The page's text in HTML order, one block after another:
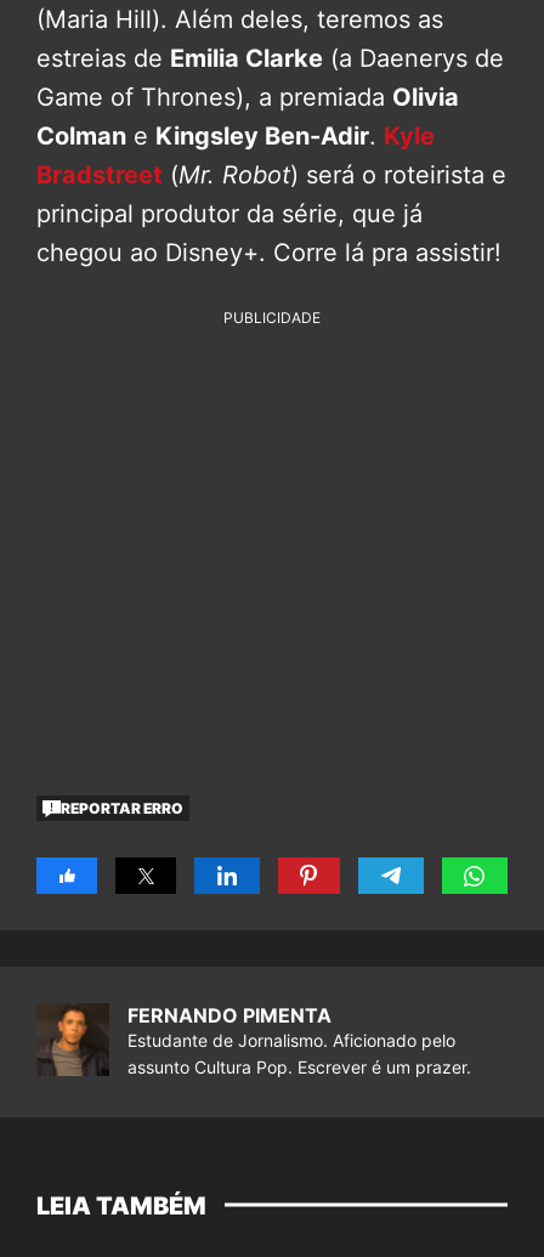
(Maria Hill). Além deles, teremos as
estreias de Emilia Clarke (a Daenerys de
Game of Thrones), a premiada Olivia
Colman e Kingsley Ben-Adir. Kyle
Bradstreet (Mr. Robot) será o roteirista e
principal produtor da série, que já
chegou ao Disney+. Corre lá pra assistir!
PUBLICIDADE
REPORTAR ERRO
FERNANDO PIMENTA
Estudante de Jornalismo. Aficionado pelo
assunto Cultura Pop. Escrever é um prazer.
LEIA TAMBÉM